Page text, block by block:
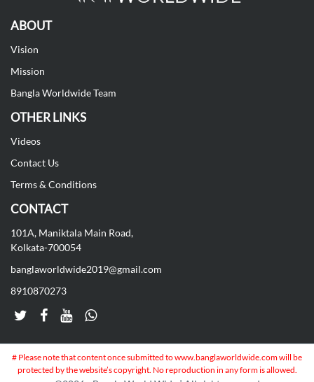
ABOUT
Vision
Mission
Bangla Worldwide Team
OTHER LINKS
Videos
Contact Us
Terms & Conditions
CONTACT
101A, Maniktala Main Road,
Kolkata-700054
banglaworldwide2019@gmail.com
8910870273
# Please note that content once submitted to www.banglaworldwide.com will be
protected by the website’s copyright. No reproduction in any form is allowed.